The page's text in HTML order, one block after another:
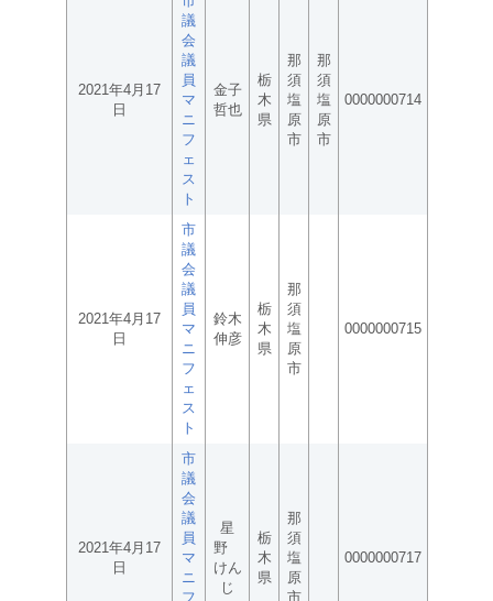
2021年4月17
日
議
会
議
員
マ
ニ
フ
ェ
ス
ト
金子
哲也
栃
木
県
那
須
塩
原
市
那
須
塩
原
市
0000000714
2021年4月17
日
市
議
会
議
員
マ
ニ
フ
ェ
ス
ト
鈴木
伸彦
栃
木
県
那
須
塩
原
市
0000000715
2021年4月17
日
市
議
会
議
員
マ
ニ
フ
星
野
けん
じ
栃
木
県
那
須
塩
原
市
0000000717